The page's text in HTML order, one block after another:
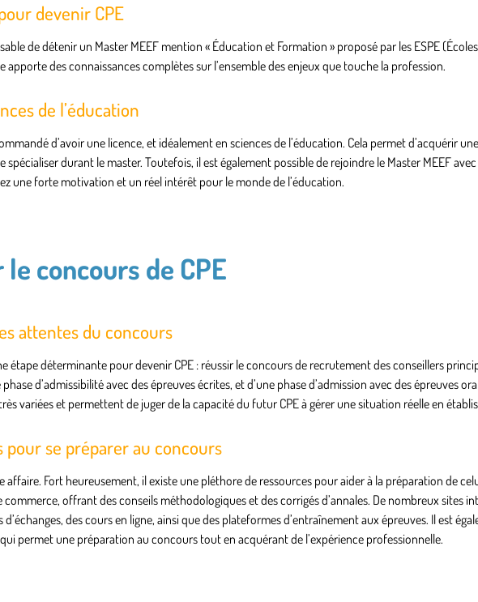
devenir CPE
de détenir un Master MEEF mention « Éducation et Formation » proposé par les ESPE
apporte des connaissances complètes sur l’ensemble des enjeux que touche la profession.
de l’éducation
d’avoir une licence, et idéalement en sciences de l’éducation. Cela permet d’acquérir
durant le master. Toutefois, il est également possible de rejoindre le Master MEEF
une forte motivation et un réel intérêt pour le monde de l’éducation.
concours de CPE
attentes du concours
étape déterminante pour devenir CPE : réussir le concours de recrutement des conseillers
d’admissibilité avec des épreuves écrites, et d’une phase d’admission avec des épreuves
variées et permettent de juger de la capacité du futur CPE à gérer une situation réelle en
pour se préparer au concours
affaire. Fort heureusement, il existe une pléthore de ressources pour aider à la préparation de
commerce, offrant des conseils méthodologiques et des corrigés d’annales. De nombreux sites
des cours en ligne, ainsi que des plateformes d’entraînement aux épreuves. Il est
permet une préparation au concours tout en acquérant de l’expérience professionnelle.